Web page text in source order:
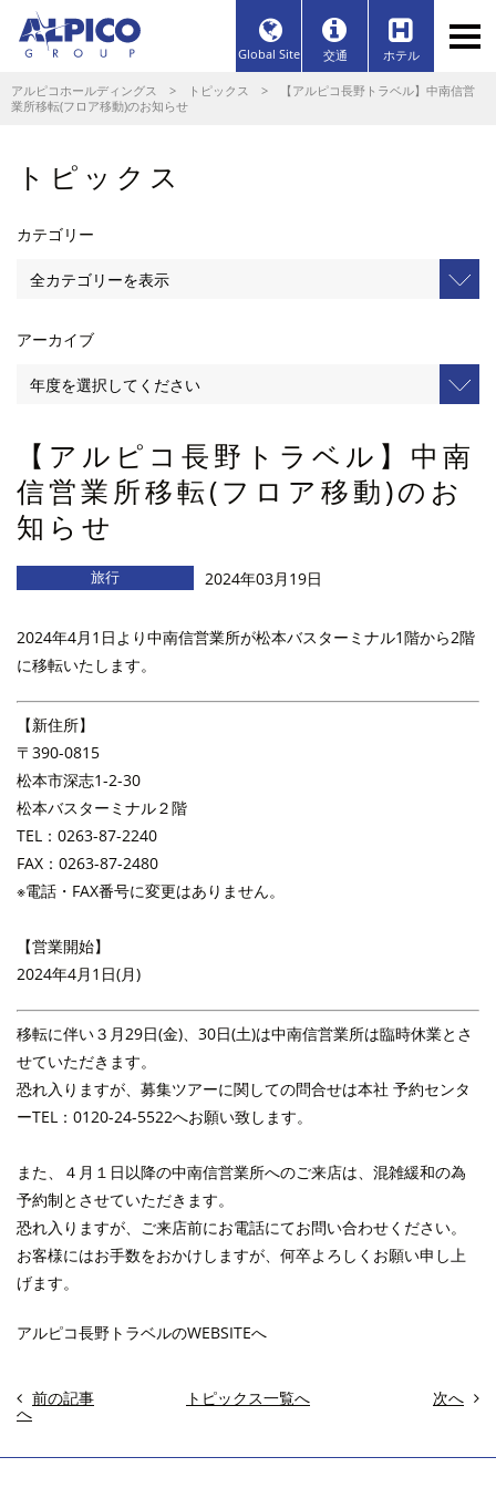
Global Site 交通 ホテル
アルピコホールディングス > トピックス > 【アルピコ長野トラベル】中南信営
業所移転(フロア移動)のお知らせ
トピックス
カテゴリー
アーカイブ
【アルピコ長野トラベル】中南
信営業所移転(フロア移動)のお
知らせ
旅行 2024年03月19日
2024年4月1日より中南信営業所が松本バスターミナル1階から2階
に移転いたします。
【新住所】
〒390-0815
松本市深志1-2-30
松本バスターミナル２階
TEL：0263-87-2240
FAX：0263-87-2480
※電話・FAX番号に変更はありません。
【営業開始】
2024年4月1日(月)
移転に伴い３月29日(金)、30日(土)は中南信営業所は臨時休業とさ
せていただきます。
恐れ入りますが、募集ツアーに関しての問合せは本社 予約センタ
ーTEL：0120-24-5522へお願い致します。
また、４月１日以降の中南信営業所へのご来店は、混雑緩和の為
予約制とさせていただきます。
恐れ入りますが、ご来店前にお電話にてお問い合わせください。
お客様にはお手数をおかけしますが、何卒よろしくお願い申し上
げます。
アルピコ長野トラベルのWEBSITEへ
前の記事
へ
トピックス一覧へ 次へ